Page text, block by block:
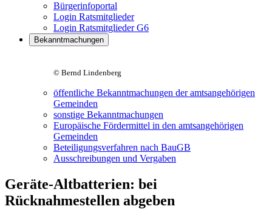
Bürgerinfoportal
Login Ratsmitglieder
Login Ratsmitglieder G6
Bekanntmachungen
© Bernd Lindenberg
öffentliche Bekanntmachungen der amtsangehörigen
Gemeinden
sonstige Bekanntmachungen
Europäische Fördermittel in den amtsangehörigen
Gemeinden
Beteiligungsverfahren nach BauGB
Ausschreibungen und Vergaben
Geräte-Altbatterien: bei
Rücknahmestellen abgeben